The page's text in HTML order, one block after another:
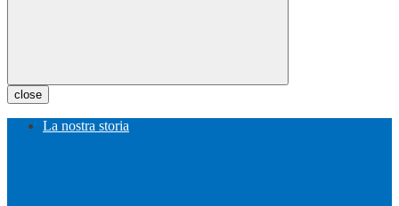
close
La nostra storia